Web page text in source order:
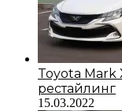
Toyota Mark
рестайлинг
15.03.2022